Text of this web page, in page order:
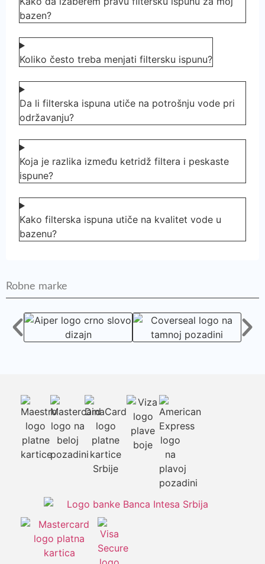
bazen?
Koliko često treba menjati filtersku ispunu?
Da li filterska ispuna utiče na potrošnju vode pri
održavanju?
Koja je razlika između ketridž filtera i peskaste
ispune?
Kako filterska ispuna utiče na kvalitet vode u
bazenu?
Robne marke